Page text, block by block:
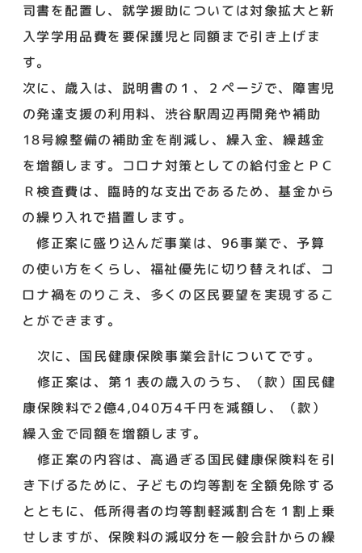
司書を配置し、就学援助については対象拡大と新
入学学用品費を要保護児と同額まで引き上げま
す。
次に、歳入は、説明書の１、２ページで、障害児
の発達支援の利用料、渋谷駅周辺再開発や補助
18号線整備の補助金を削減し、繰入金、繰越金
を増額します。コロナ対策としての給付金とＰＣ
Ｒ検査費は、臨時的な支出であるため、基金から
の繰り入れで措置します。
修正案に盛り込んだ事業は、96事業で、予算
の使い方をくらし、福祉優先に切り替えれば、コ
ロナ禍をのりこえ、多くの区民要望を実現するこ
とができます。
次に、国民健康保険事業会計についてです。
修正案は、第１表の歳入のうち、（款）国民健
康保険料で2億4,040万4千円を減額し、（款）
繰入金で同額を増額します。
修正案の内容は、高過ぎる国民健康保険料を引
き下げるために、子どもの均等割を全額免除する
とともに、低所得者の均等割軽減割合を１割上乗
せしますが、保険料の減収分を一般会計からの繰